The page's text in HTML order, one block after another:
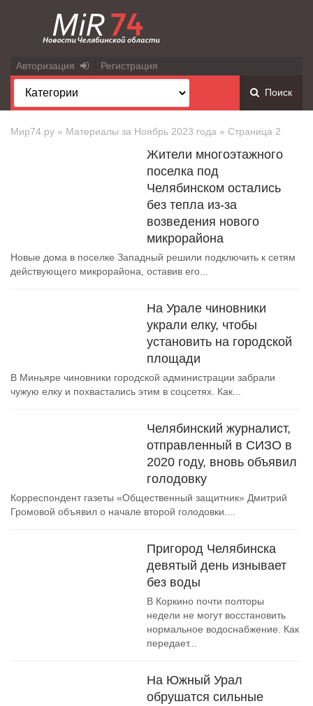
Авторизация Регистрация
Поиск
Мир74.ру » Материалы за Ноябрь 2023 года » Страница 2
Жители многоэтажного
поселка под
Челябинском остались
без тепла из-за
возведения нового
микрорайона
Новые дома в поселке Западный решили подключить к сетям
действующего микрорайона, оставив его...
На Урале чиновники
украли елку, чтобы
установить на городской
площади
В Миньяре чиновники городской администрации забрали
чужую елку и похвастались этим в соцсетях. Как...
Челябинский журналист,
отправленный в СИЗО в
2020 году, вновь объявил
голодовку
Корреспондент газеты «Общественный защитник» Дмитрий
Громовой объявил о начале второй голодовки....
Пригород Челябинска
девятый день изнывает
без воды
В Коркино почти полторы
недели не могут восстановить
нормальное водоснабжение. Как
передает...
На Южный Урал
обрушатся сильные